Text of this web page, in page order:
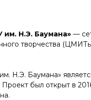
Н.Э. Баумана» —
творчества
Н.Э. Баумана»
был открыт в